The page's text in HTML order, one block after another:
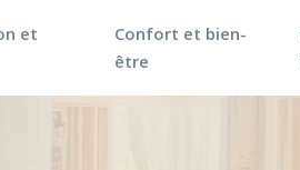
et
Confort et bien-
être